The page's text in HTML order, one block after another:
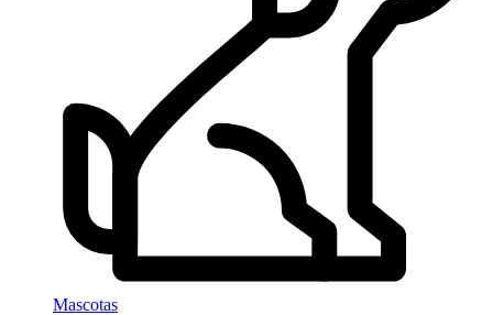
Mascotas